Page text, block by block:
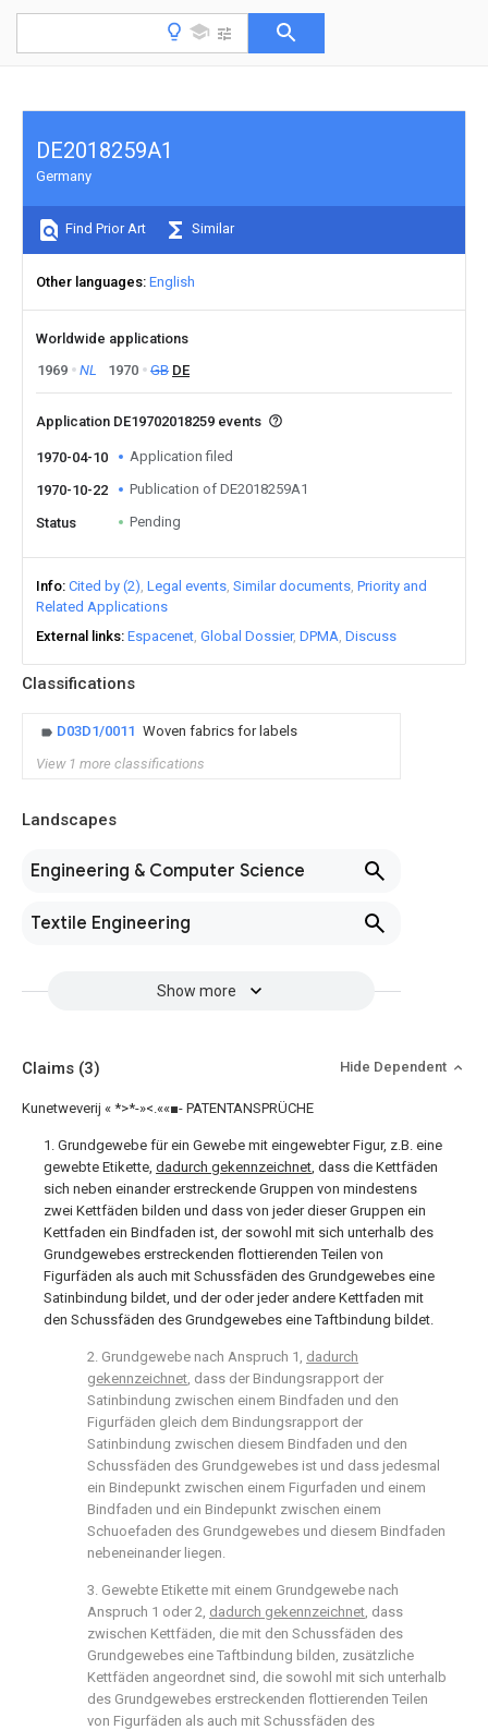
Classifications
D03D1/0011 Woven fabrics for labels
View 1 more classifications
Landscapes
Engineering & Computer Science
Textile Engineering
Show more
DE2018259A1
Germany
Find Prior Art Similar
Other languages English
Worldwide applications
1969
NL 1970 GB DE
Application DE19702018259 events
1970-04-10 Application filed
1970-10-22 Publication of DE2018259A1
Status Pending
Info Cited by (2) Legal events Similar documents Priority and
Related Applications
External links Espacenet Global Dossier DPMA Discuss
Claims (3) Hide Dependent
Kunetweverij « *>*-»<.««■- PATENTANSPRÜCHE
1. Grundgewebe für ein Gewebe mit eingewebter Figur, z.B. eine
gewebte Etikette, dadurch gekennzeichnet, dass die Kettfäden
sich neben einander erstreckende Gruppen von mindestens
zwei Kettfäden bilden und dass von jeder dieser Gruppen ein
Kettfaden ein Bindfaden ist, der sowohl mit sich unterhalb des
Grundgewebes erstreckenden flottierenden Teilen von
Figurfäden als auch mit Schussfäden des Grundgewebes eine
Satinbindung bildet, und der oder jeder andere Kettfaden mit
den Schussfäden des Grundgewebes eine Taftbindung bildet.
2. Grundgewebe nach Anspruch 1, dadurch
gekennzeichnet, dass der Bindungsrapport der
Satinbindung zwischen einem Bindfaden und den
Figurfäden gleich dem Bindungsrapport der
Satinbindung zwischen diesem Bindfaden und den
Schussfäden des Grundgewebes ist und dass jedesmal
ein Bindepunkt zwischen einem Figurfaden und einem
Bindfaden und ein Bindepunkt zwischen einem
Schuoefaden des Grundgewebes und diesem Bindfaden
nebeneinander liegen.
3. Gewebte Etikette mit einem Grundgewebe nach
Anspruch 1 oder 2, dadurch gekennzeichnet, dass
zwischen Kettfäden, die mit den Schussfäden des
Grundgewebes eine Taftbindung bilden, zusätzliche
Kettfäden angeordnet sind, die sowohl mit sich unterhalb
des Grundgewebes erstreckenden flottierenden Teilen
von Figurfäden als auch mit Schussfäden des